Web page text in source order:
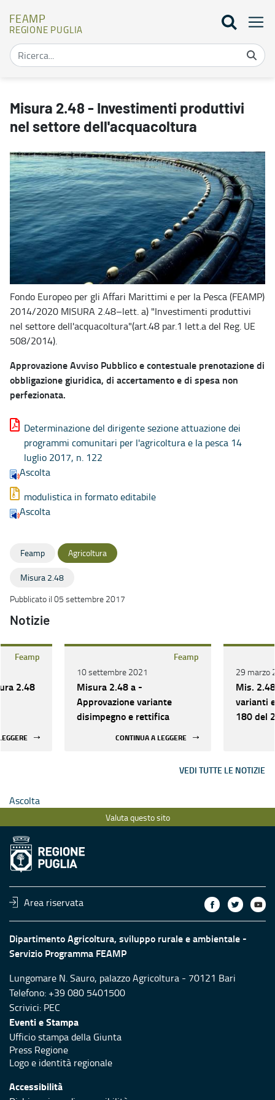
FEAMP
REGIONE PUGLIA
Misura 2.48 - Investimenti produttivi
nel settore dell'acquacoltura
Fondo Europeo per gli Affari Marittimi e per la Pesca (FEAMP)
2014/2020 MISURA 2.48–lett. a) "Investimenti produttivi
nel settore dell'acquacoltura"(art.48 par.1 lett.a del Reg. UE
508/2014).
Approvazione Avviso Pubblico e contestuale prenotazione di
obbligazione giuridica, di accertamento e di spesa non
perfezionata.
Determinazione del dirigente sezione attuazione dei
programmi comunitari per l'agricoltura e la pesca 14
luglio 2017, n. 122
Ascolta
modulistica in formato editabile
Ascolta
Feamp Agricoltura
Misura 2.48
Pubblicato il 05 settembre 2017
Notizie
Feamp
2.48
Feamp
10 settembre 2021
Misura 2.48 a -
Approvazione variante
disimpegno e rettifica
CONTINUA A LEGGERE
29 marzo
Mis.
varianti
180 del
VEDI TUTTE LE NOTIZIE
Ascolta
Valuta questo sito
Area riservata
Dipartimento Agricoltura, sviluppo rurale e ambientale -
Servizio Programma FEAMP
Lungomare N. Sauro, palazzo Agricoltura - 70121 Bari
Telefono: +39 080 5401500
Scrivici: PEC
Eventi e Stampa
Ufficio stampa della Giunta
Press Regione
Logo e identità regionale
Accessibilità